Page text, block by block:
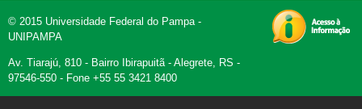
© 2015 Universidade Federal do Pampa -
UNIPAMPA
Av. Tiarajú, 810 - Bairro Ibirapuitã - Alegrete, RS -
97546-550 - Fone +55 55 3421 8400